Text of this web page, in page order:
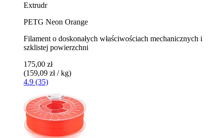
Extrudr
PETG Neon Orange
Filament o doskonałych właściwościach mechanicznych i
szklistej powierzchni
175,00 zł
(159,09 zł / kg)
4.9 (35)